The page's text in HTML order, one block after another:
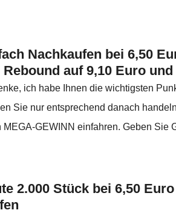
Nachkaufen bei 6,50
Rebound auf 9,10 Euro
ich habe Ihnen die wichtigsten
Sie nur entsprechend danach
MEGA-GEWINN einfahren. Geben Sie
2.000 Stück bei 6,50